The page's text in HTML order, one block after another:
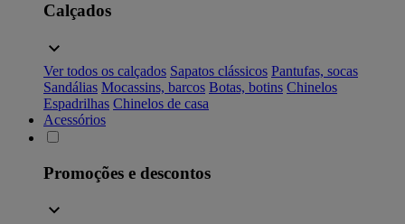
Calçados
Ver todos os calçados Sapatos clássicos Pantufas, socas
Sandálias Mocassins, barcos Botas, botins Chinelos
Espadrilhas Chinelos de casa
Acessórios
Promoções e descontos